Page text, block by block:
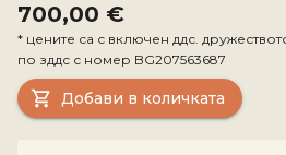
700,00 €
* цените са с включен ддс.
по зддс с номер BG207563687
Добави в количката